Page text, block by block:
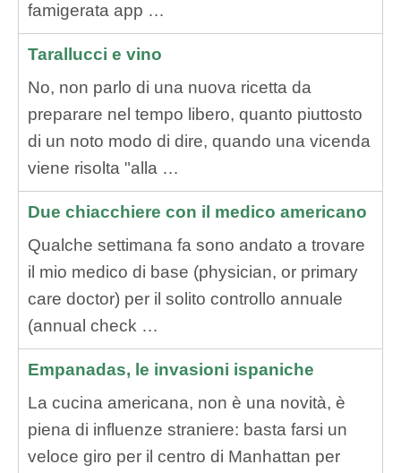
famigerata app …
Tarallucci e vino
No, non parlo di una nuova ricetta da
preparare nel tempo libero, quanto piuttosto
di un noto modo di dire, quando una vicenda
viene risolta "alla …
Due chiacchiere con il medico americano
Qualche settimana fa sono andato a trovare
il mio medico di base (physician, or primary
care doctor) per il solito controllo annuale
(annual check …
Empanadas, le invasioni ispaniche
La cucina americana, non è una novità, è
piena di influenze straniere: basta farsi un
veloce giro per il centro di Manhattan per